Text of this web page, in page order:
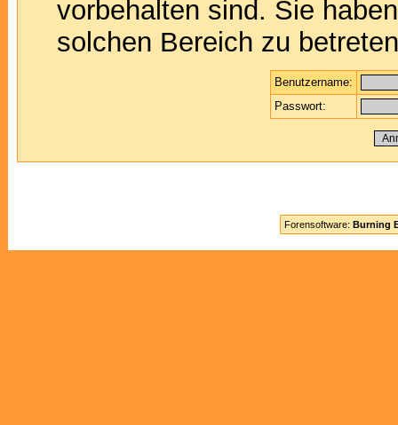
vorbehalten sind. Sie
solchen Bereich zu
Benutzername:
Passwort:
Forensoftware: Burning